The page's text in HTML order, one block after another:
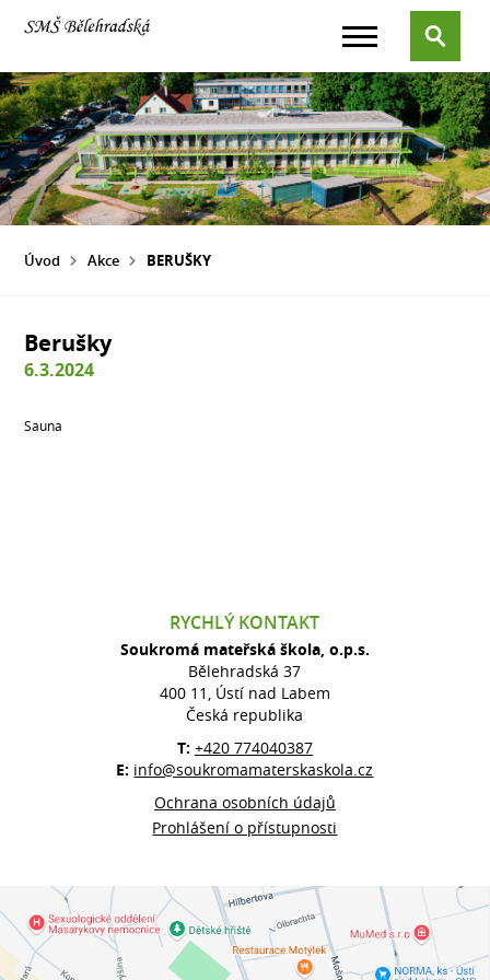
Úvod Akce BERUŠKY
Berušky
6.3.2024
Sauna
RYCHLÝ KONTAKT
Soukromá mateřská škola, o.p.s.
Bělehradská 37
400 11, Ústí nad Labem
Česká republika
T: +420 774040387
E: info@soukromamaterskaskola.cz
Ochrana osobních údajů
Prohlášení o přístupnosti